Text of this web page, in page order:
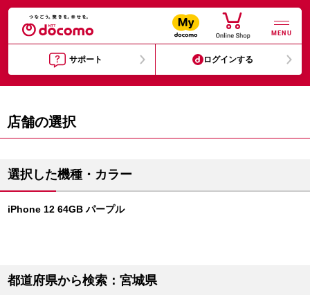
MENU
サポート ログインする
店舗の選択
選択した機種・カラー
iPhone 12 64GB パープル
都道府県から検索：宮城県